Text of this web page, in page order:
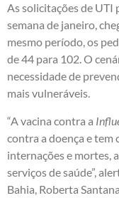
As solicitações de UTI
semana de janeiro,
mesmo período, os
de 44 para 102. O
necessidade de
mais vulneráveis.
“A vacina contra a
contra a doença e tem
internações e mortes,
serviços de saúde”,
Bahia, Roberta